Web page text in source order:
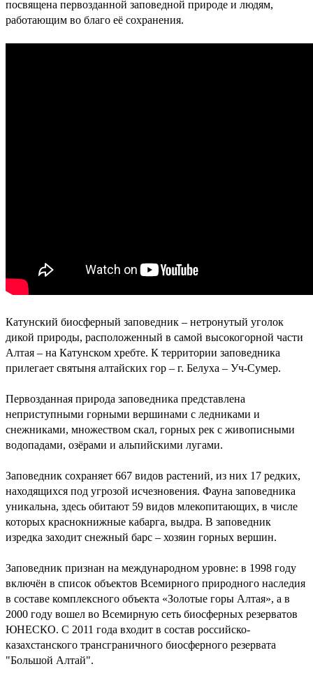
посвящена первозданной заповедной природе и людям,
работающим во благо её сохранения.
Катунский биосферный заповедник – нетронутый уголок
дикой природы, расположенный в самой высокогорной части
Алтая – на Катунском хребте. К территории заповедника
прилегает святыня алтайских гор – г. Белуха – Уч-Сумер.
Первозданная природа заповедника представлена
неприступными горными вершинами с ледниками и
снежниками, множеством скал, горных рек с живописными
водопадами, озёрами и альпийскими лугами.
Заповедник сохраняет 667 видов растений, из них 17 редких,
находящихся под угрозой исчезновения. Фауна заповедника
уникальна, здесь обитают 59 видов млекопитающих, в числе
которых краснокнижные кабарга, выдра. В заповедник
изредка заходит снежный барс – хозяин горных вершин.
Заповедник признан на международном уровне: в 1998 году
включён в список объектов Всемирного природного наследия
в составе комплексного объекта «Золотые горы Алтая», а в
2000 году вошел во Всемирную сеть биосферных резерватов
ЮНЕСКО. С 2011 года входит в состав российско-
казахстанского трансграничного биосферного резервата
"Большой Алтай".